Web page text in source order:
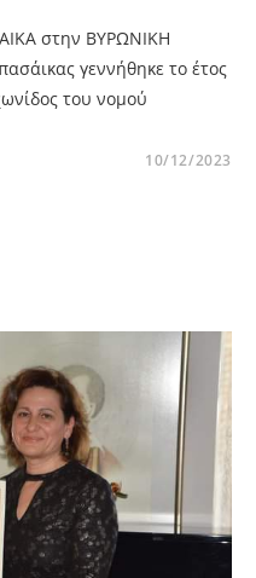
στην ΒΥΡΩΝΙΚΗ
γεννήθηκε το έτος
του νομού
10/12/2023